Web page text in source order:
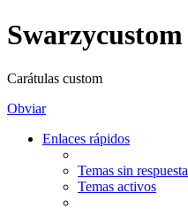
Swarzycustom
Carátulas custom
Obviar
Enlaces rápidos
Temas sin respuesta
Temas activos